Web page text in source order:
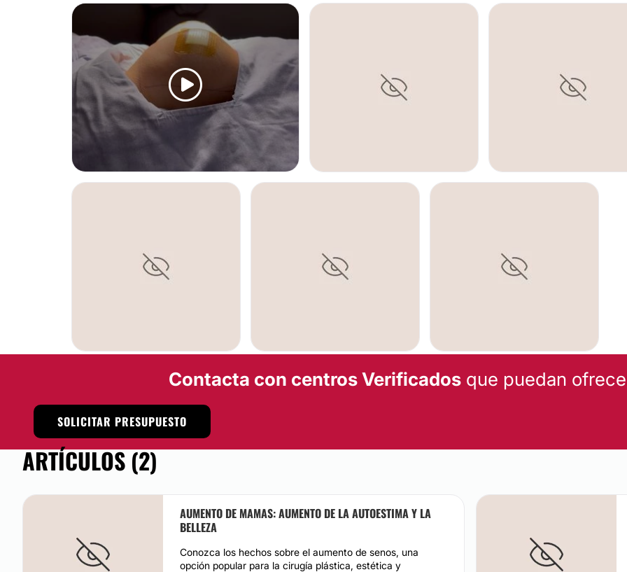
ABDOMINOPLASTIA AUMENTO DE BUSTO LIPOESCULTURA
Contacta con centros Verificadosque puedan
SOLICITAR PRESUPUESTO
ARTÍCULOS (2)
AUMENTO DE MAMAS: AUMENTO DE LA AUTOESTIMA Y LA
BELLEZA
Conozca los hechos sobre el aumento de senos, una
opción popular para la cirugía plástica, estética y